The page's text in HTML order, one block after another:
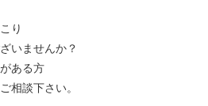
り
いませんか？
ある方
相談下さい。